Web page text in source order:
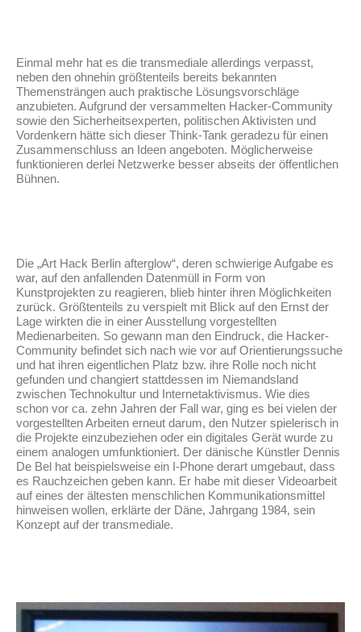
Einmal mehr hat es die transmediale allerdings verpasst,
neben den ohnehin größtenteils bereits bekannten
Themensträngen auch praktische Lösungsvorschläge
anzubieten. Aufgrund der versammelten Hacker-Community
sowie den Sicherheitsexperten, politischen Aktivisten und
Vordenkern hätte sich dieser Think-Tank geradezu für einen
Zusammenschluss an Ideen angeboten. Möglicherweise
funktionieren derlei Netzwerke besser abseits der öffentlichen
Bühnen.
Die „Art Hack Berlin afterglow“, deren schwierige Aufgabe es
war, auf den anfallenden Datenmüll in Form von
Kunstprojekten zu reagieren, blieb hinter ihren Möglichkeiten
zurück. Größtenteils zu verspielt mit Blick auf den Ernst der
Lage wirkten die in einer Ausstellung vorgestellten
Medienarbeiten. So gewann man den Eindruck, die Hacker-
Community befindet sich nach wie vor auf Orientierungssuche
und hat ihren eigentlichen Platz bzw. ihre Rolle noch nicht
gefunden und changiert stattdessen im Niemandsland
zwischen Technokultur und Internetaktivismus. Wie dies
schon vor ca. zehn Jahren der Fall war, ging es bei vielen der
vorgestellten Arbeiten erneut darum, den Nutzer spielerisch in
die Projekte einzubeziehen oder ein digitales Gerät wurde zu
einem analogen umfunktioniert. Der dänische Künstler Dennis
De Bel hat beispielsweise ein I-Phone derart umgebaut, dass
es Rauchzeichen geben kann. Er habe mit dieser Videoarbeit
auf eines der ältesten menschlichen Kommunikationsmittel
hinweisen wollen, erklärte der Däne, Jahrgang 1984, sein
Konzept auf der transmediale.